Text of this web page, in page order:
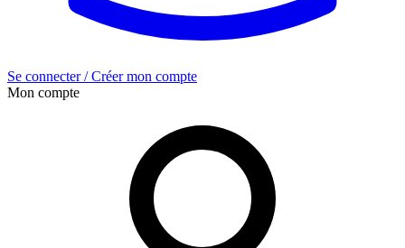
Se connecter / Créer mon compte
Mon compte